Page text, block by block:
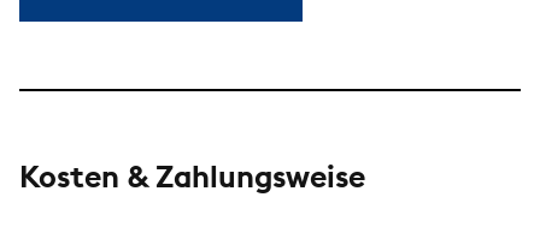
Kosten & Zahlungsweise